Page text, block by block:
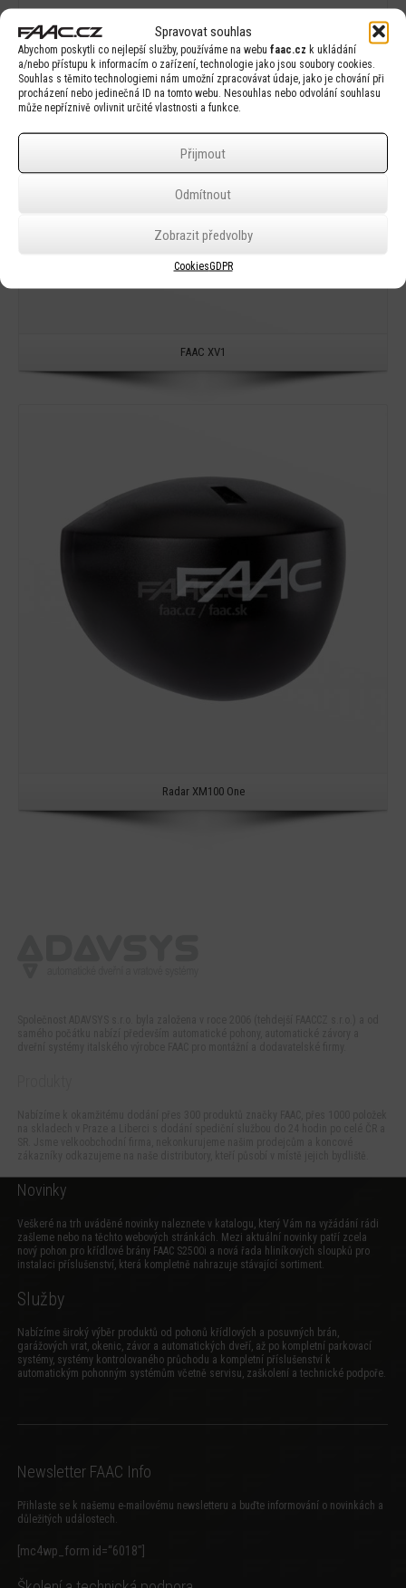
Spravovat souhlas
Abychom poskytli co nejlepší služby, používáme na webu faac.cz k ukládání
a/nebo přístupu k informacím o zařízení, technologie jako jsou soubory cookies.
Souhlas s těmito technologiemi nám umožní zpracovávat údaje, jako je chování při
procházení nebo jedinečná ID na tomto webu. Nesouhlas nebo odvolání souhlasu
může nepříznivě ovlivnit určité vlastnosti a funkce.
Přijmout
Odmítnout
Zobrazit předvolby
CookiesGDPR
Detail
FAAC XV1
Detail
Radar XM100 One
Novinky
Veškeré na trh uváděné novinky naleznete v katalogu, který Vám na vyžádání rádi
zašleme nebo na těchto webových stránkách. Mezi aktuální novinky patří zcela
nový pohon pro křídlové brány FAAC S2500i a nová řada hliníkových sloupků pro
instalaci příslušenství , která kompletně nahrazuje stávající sortiment.
Služby
Nabízíme široký výběr produktů od pohonů křídlových a posuvných brán,
garážových vrat, okenic, závor a automatických dveří, až po kompletní parkovací
systémy, systémy kontrolovaného průchodu a kompletní příslušenství k
automatickým pohonným systémům včetně servisu, zaškolení a technické podpoře.
Newsletter FAAC Info
Přihlaste se k našemu e-mailovému newsletteru a buďte informování o novinkách a
důležitých událostech.
[mc4wp_form id=“6018″]